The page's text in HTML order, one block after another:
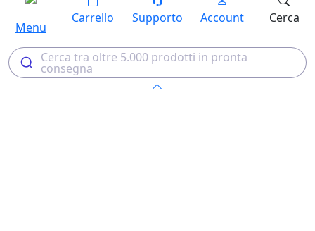
Menu
Carrello Supporto Account Cerca
Cerca tra oltre 5.000 prodotti in pronta
consegna